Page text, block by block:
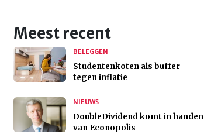
Meest recent
BELEGGEN
Studentenkoten als buffer
tegen inflatie
NIEUWS
DoubleDividend komt in handen
van Econopolis